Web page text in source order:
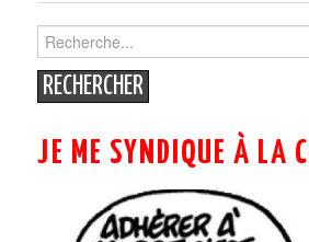
Search
for:
JE ME SYNDIQUE À LA